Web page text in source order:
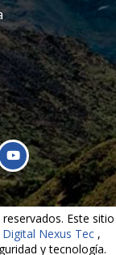
Este sitio
Digital Nexus Tec ,
y tecnología.